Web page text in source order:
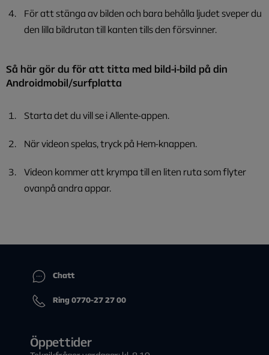
För att stänga av bilden och bara behålla ljudet sveper du
den lilla bildrutan till kanten tills den försvinner.
Så här gör du för att titta med bild-i-bild på din
Androidmobil/surfplatta
Starta det du vill se i Allente-appen.
När videon spelas, tryck på Hem-knappen.
Videon kommer att krympa till en liten ruta som flyter
ovanpå andra appar.
Chatt
Ring 0770-27 27 00
Öppettider